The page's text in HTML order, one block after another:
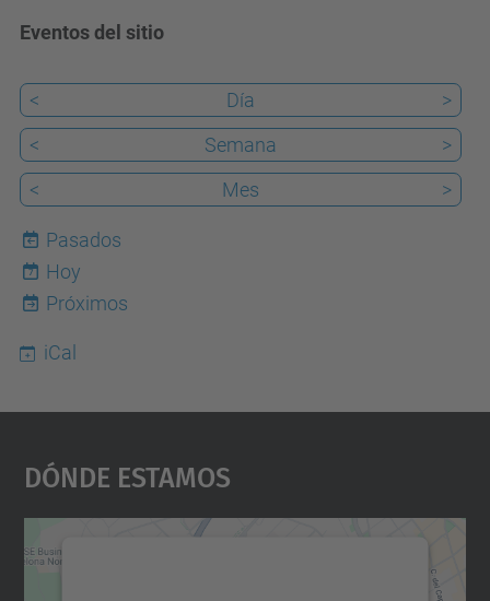
Eventos del sitio
< Día
>
<
Semana
>
<
Mes >
Pasados
7
Hoy
Próximos
iCal
Dónde Estamos